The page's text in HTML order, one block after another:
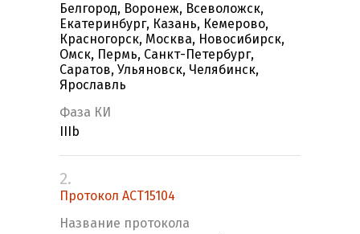
Белгород, Воронеж, Всеволожск,
Екатеринбург, Казань, Кемерово,
Красногорск, Москва, Новосибирск,
Омск, Пермь, Санкт-Петербург,
Саратов, Ульяновск, Челябинск,
Ярославль
Фаза КИ
IIIb
2.
Протокол ACT15104
Название протокола